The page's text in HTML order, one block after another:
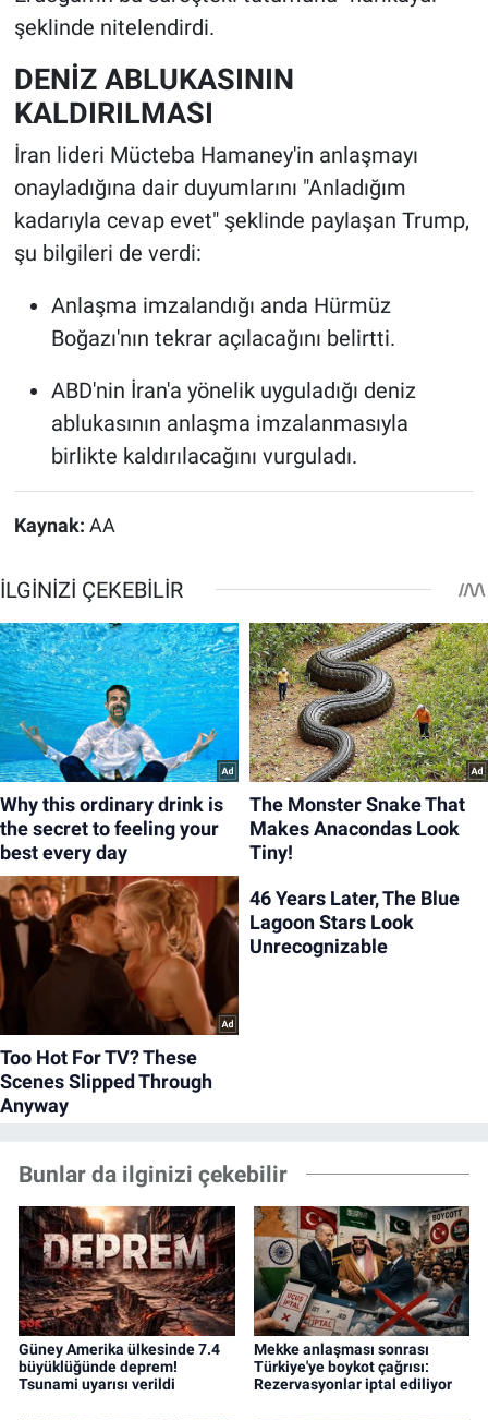
şeklinde nitelendirdi.
DENİZ ABLUKASININ
KALDIRILMASI
İran lideri Mücteba Hamaney'in anlaşmayı
onayladığına dair duyumlarını "Anladığım
kadarıyla cevap evet" şeklinde paylaşan Trump,
şu bilgileri de verdi:
Anlaşma imzalandığı anda Hürmüz
Boğazı'nın tekrar açılacağını belirtti.
ABD'nin İran'a yönelik uyguladığı deniz
ablukasının anlaşma imzalanmasıyla
birlikte kaldırılacağını vurguladı.
Kaynak: AA
Bunlar da ilginizi çekebilir
Güney Amerika ülkesinde 7.4
büyüklüğünde deprem!
Tsunami uyarısı verildi
Mekke anlaşması sonrası
Türkiye'ye boykot çağrısı:
Rezervasyonlar iptal ediliyor